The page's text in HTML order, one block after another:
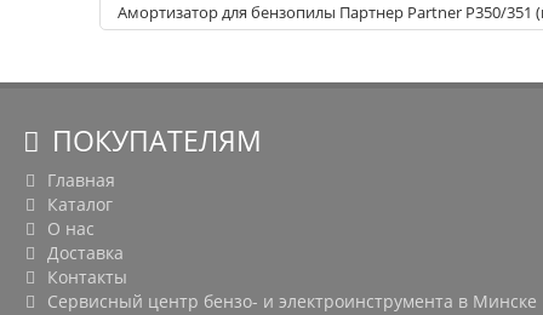
Амортизатор для бензопилы Партнер Partner P350/
ПОКУПАТЕЛЯМ
Главная
Каталог
О нас
Доставка
Контакты
Сервисный центр бензо- и электроинструмента в Минске